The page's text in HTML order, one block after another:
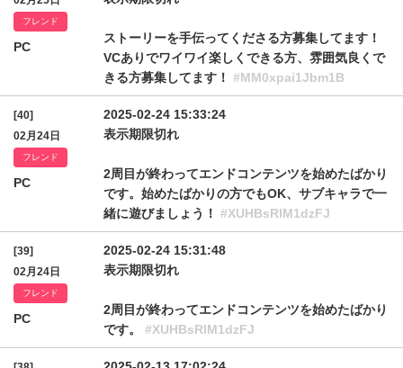
フレンド
PC
ストーリーを手伝ってくださる方募集してます！
VCありでワイワイ楽しくできる方、雰囲気良くで
きる方募集してます！ #MM0xpai1Jbm1B
[40]
02月24日
フレンド
PC
2025-02-24 15:33:24
表示期限切れ
2周目が終わってエンドコンテンツを始めたばかり
です。始めたばかりの方でもOK、サブキャラで一
緒に遊びましょう！ #XUHBsRlM1dzFJ
[39]
02月24日
フレンド
PC
2025-02-24 15:31:48
表示期限切れ
2周目が終わってエンドコンテンツを始めたばかり
です。 #XUHBsRlM1dzFJ